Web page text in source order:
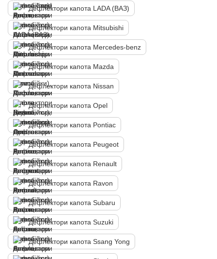
Дефлектори капота LADA (ВАЗ)
Дефлектори капота Mitsubishi
Дефлектори капота Mercedes-benz
Дефлектори капота Mazda
Дефлектори капота Nissan
Дефлектори капота Opel
Дефлектори капота Pontiac
Дефлектори капота Peugeot
Дефлектори капота Renault
Дефлектори капота Ravon
Дефлектори капота Subaru
Дефлектори капота Suzuki
Дефлектори капота Ssang Yong